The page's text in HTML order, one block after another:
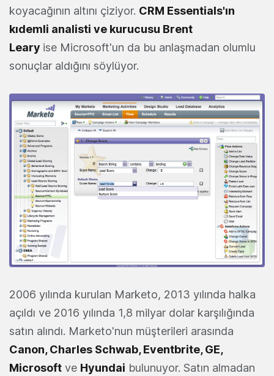
koyacağının altını çiziyor. CRM Essentials'ın
kıdemli analisti ve kurucusu Brent
Leary ise Microsoft'un da bu anlaşmadan olumlu
sonuçlar aldığını söylüyor.
2006 yılında kurulan Marketo, 2013 yılında halka
açıldı ve 2016 yılında 1,8 milyar dolar karşılığında
satın alındı. Marketo'nun müşterileri arasında
Canon, Charles Schwab, Eventbrite, GE,
Microsoft ve Hyundai bulunuyor. Satın almadan